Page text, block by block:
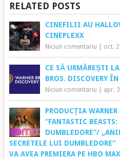
RELATED POSTS
CINEFILII AU
CINEPLEXX
Niciun comentariu oct.
CE SĂ URMĂREȘTI
BROS. DISCOVERY
Niciun comentariu apr.
PRODUCȚIA WARNER
“FANTASTIC BEASTS:
DUMBLEDORE”/
SECRETELE LUI DUMBLEDORE”
VA AVEA PREMIERA PE HBO